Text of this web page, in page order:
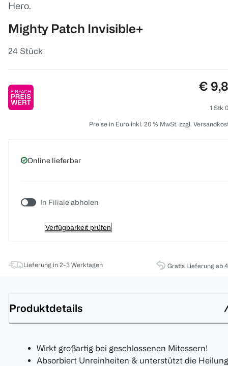
Hero.
Mighty Patch Invisible+
24 Stück
€
1 Stk
Preise in Euro inkl. 20 % MwSt. zzgl.
Online lieferbar
In Filiale abholen
Verfügbarkeit prüfen
Lieferung in 2-3 Werktagen Gratis Lieferung ab
Produktdetails
Wirkt großartig bei geschlossenen Mitessern!
Absorbiert Unreinheiten & unterstützt die